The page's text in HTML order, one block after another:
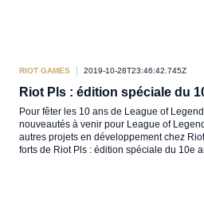
RIOT GAMES 2019-10-28T23:46:42.745Z
Riot Pls : édition spéciale du
Pour fêter les 10 ans de League of
nouveautés à venir pour League of
autres projets en développement chez
forts de Riot Pls : édition spéciale du 10e